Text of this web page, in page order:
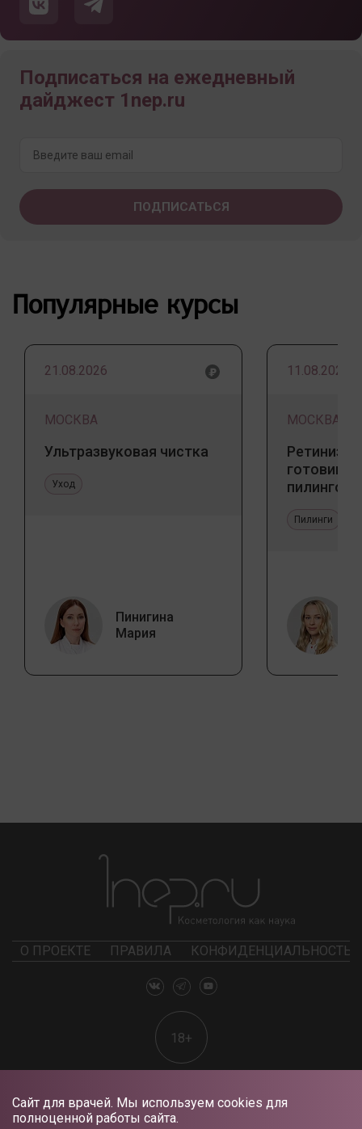
Сайт для врачей. Мы используем cookies для
полноценной работы сайта.
Подписаться на ежедневный
дайджест 1nep.ru
Популярные курсы
21.08.2026
МОСКВА
Ультразвуковая чистка
Уход
Пинигина
Мария
11.08.2026
МОСКВА
готовим
пилингов
Пилинги
О ПРОЕКТЕ ПРАВИЛА КОНФИДЕНЦИАЛЬНОСТЬ
18+